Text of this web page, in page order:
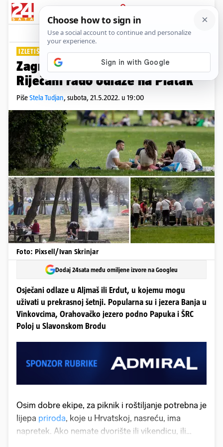
PRIJAVA
Lifestyle Komentari
IZLETIŠTA ZA PIKNIK I GRILL PLUS+
Zagrepčani idu na Jarun, a
Riječani rado odlaze na Platak
PišeStela Tudjan, subota, 21.5.2022. u 19:00
Foto: Pixsell/Ivan Skrinjar
Dodaj 24sata među omiljene izvore na Googleu
Osječani odlaze u Aljmaš ili Erdut, u kojemu mogu
uživati u prekrasnoj šetnji. Popularna su i jezera Banja u
Vinkovcima, Orahovačko jezero podno Papuka i ŠRC
Poloj u Slavonskom Brodu
Osim dobre ekipe, za piknik i roštiljanje potrebna je
lijepa priroda, koje u Hrvatskoj, nasreću, ima
napretek. Ako nemate dvorište ili vikendicu, ili